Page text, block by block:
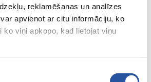
reklamēšanas un analīzes
apvienot ar citu informāciju, ko
ko viņi apkopo, kad lietojat viņu
hindade ja kvaliteetsete
rahulolu on meie
ja aia jaoks!